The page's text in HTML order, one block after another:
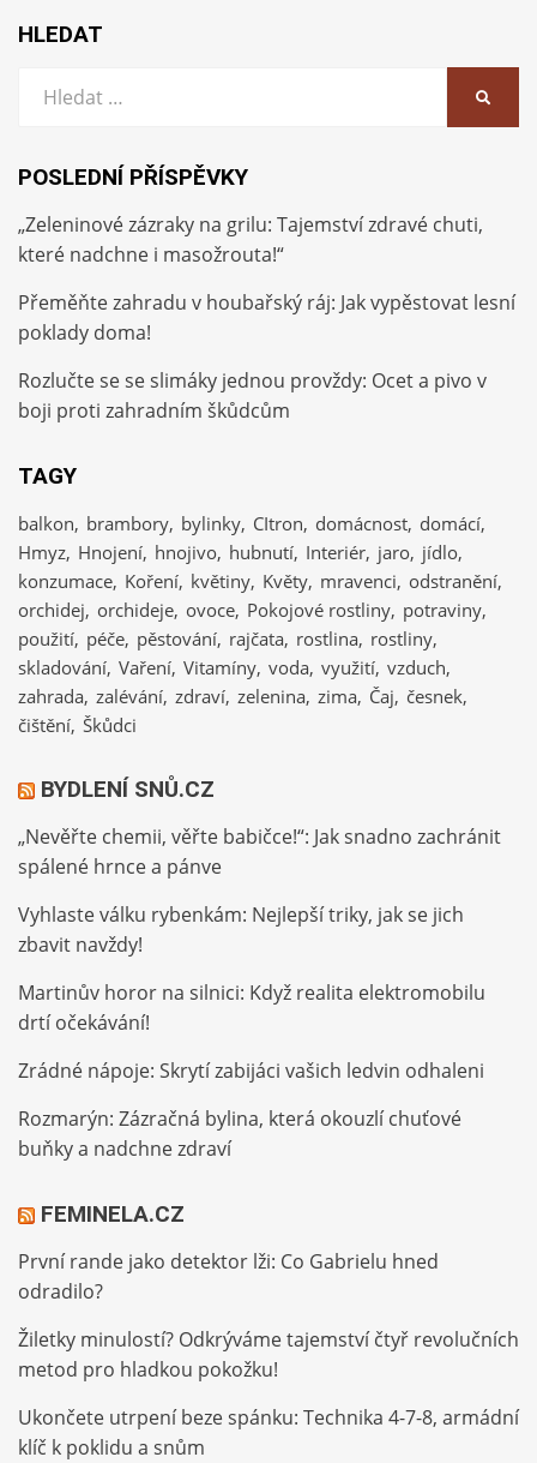
HLEDAT
POSLEDNÍ PŘÍSPĚVKY
„Zeleninové zázraky na grilu: Tajemství zdravé chuti,
které nadchne i masožrouta!“
Přeměňte zahradu v houbařský ráj: Jak vypěstovat lesní
poklady doma!
Rozlučte se se slimáky jednou provždy: Ocet a pivo v
boji proti zahradním škůdcům
TAGY
balkon brambory bylinky CItron domácnost domácí
Hmyz Hnojení hnojivo hubnutí Interiér jaro jídlo
konzumace Koření květiny Květy mravenci odstranění
orchidej orchideje ovoce Pokojové rostliny potraviny
použití péče pěstování rajčata rostlina rostliny
skladování Vaření Vitamíny voda využití vzduch
zahrada zalévání zdraví zelenina zima Čaj česnek
čištění Škůdci
BYDLENÍ SNŮ.CZ
„Nevěřte chemii, věřte babičce!“: Jak snadno zachránit
spálené hrnce a pánve
Vyhlaste válku rybenkám: Nejlepší triky, jak se jich
zbavit navždy!
Martinův horor na silnici: Když realita elektromobilu
drtí očekávání!
Zrádné nápoje: Skrytí zabijáci vašich ledvin odhaleni
Rozmarýn: Zázračná bylina, která okouzlí chuťové
buňky a nadchne zdraví
FEMINELA.CZ
První rande jako detektor lži: Co Gabrielu hned
odradilo?
Žiletky minulostí? Odkrýváme tajemství čtyř revolučních
metod pro hladkou pokožku!
Ukončete utrpení beze spánku: Technika 4-7-8, armádní
klíč k poklidu a snům